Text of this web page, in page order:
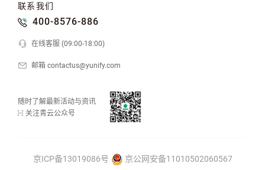
API 中心
随时了解最新活动与资讯
关注青云公众号
联系我们
400-8576-886
在线客服 (09:00-18:00)
邮箱 contactus@yunify.com
京ICP备13019086号 京公网安备11010502060567